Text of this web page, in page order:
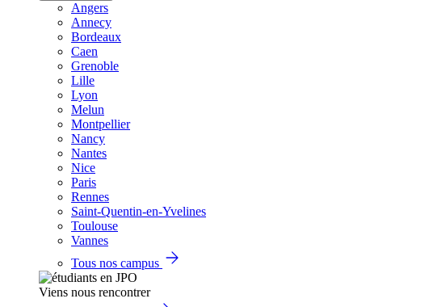
Angers
Annecy
Bordeaux
Caen
Grenoble
Lille
Lyon
Melun
Montpellier
Nancy
Nantes
Nice
Paris
Rennes
Saint-Quentin-en-Yvelines
Toulouse
Vannes
Tous nos campus
Viens nous rencontrer